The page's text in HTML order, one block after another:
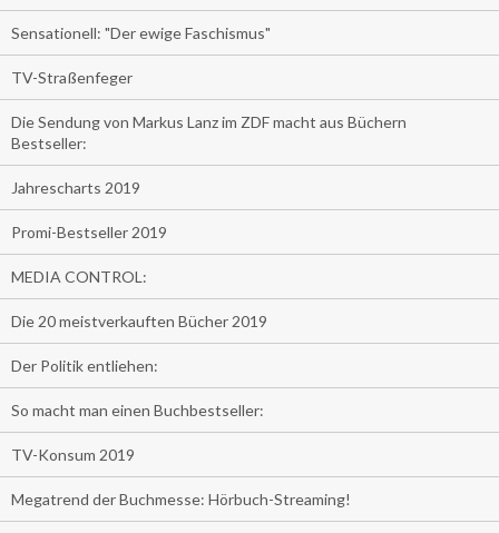
Sensationell: "Der ewige Faschismus"
TV-Straßenfeger
Die Sendung von Markus Lanz im ZDF macht aus Büchern
Bestseller:
Jahrescharts 2019
Promi-Bestseller 2019
MEDIA CONTROL:
Die 20 meistverkauften Bücher 2019
Der Politik entliehen:
So macht man einen Buchbestseller:
TV-Konsum 2019
Megatrend der Buchmesse: Hörbuch-Streaming!